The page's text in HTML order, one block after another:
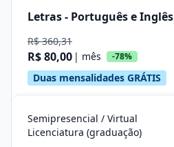
Letras - Português e Inglês
R$ 360,31
R$ 80,00 | mês -78%
Duas mensalidades GRÁTIS
Semipresencial / Virtual
Licenciatura (graduação)